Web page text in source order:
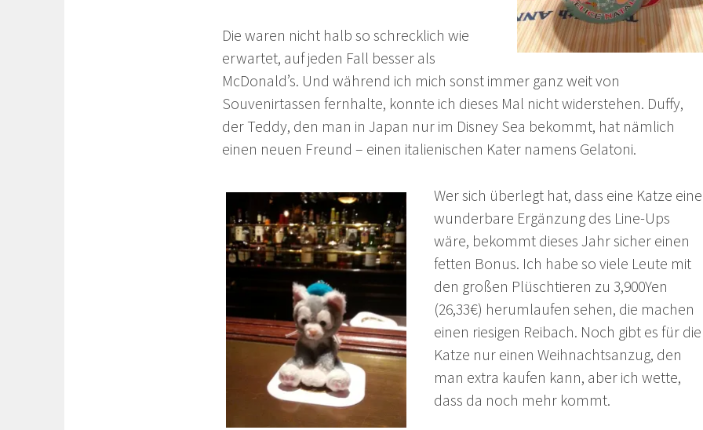
Die waren nicht halb so schrecklich wie
erwartet, auf jeden Fall besser als
McDonald’s. Und während ich mich sonst immer ganz weit von
Souvenirtassen fernhalte, konnte ich dieses Mal nicht widerstehen. Duffy,
der Teddy, den man in Japan nur im Disney Sea bekommt, hat nämlich
einen neuen Freund – einen italienischen Kater namens Gelatoni.
Wer sich überlegt hat, dass eine Katze eine
wunderbare Ergänzung des Line-Ups
wäre, bekommt dieses Jahr sicher einen
fetten Bonus. Ich habe so viele Leute mit
den großen Plüschtieren zu 3,900Yen
(26,33€) herumlaufen sehen, die machen
einen riesigen Reibach. Noch gibt es für die
Katze nur einen Weihnachtsanzug, den
man extra kaufen kann, aber ich wette,
dass da noch mehr kommt.